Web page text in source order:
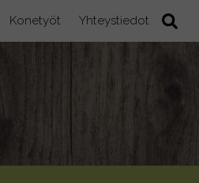
Konetyöt Yhteystiedot